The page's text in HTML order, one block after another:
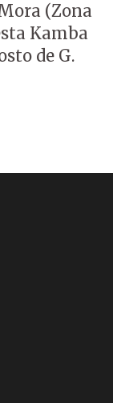
(Zona
Kamba
de G.